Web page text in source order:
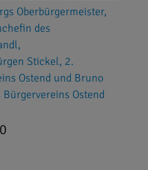
Oberbürgermeister,
des
Stickel, 2.
Ostend und Bruno
Ostend